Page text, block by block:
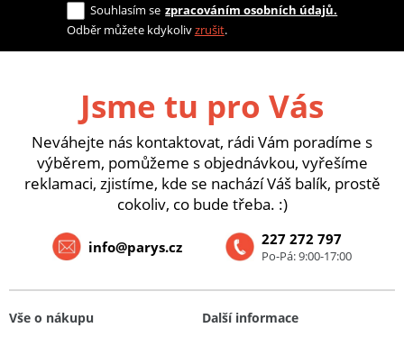
Souhlasím se zpracováním osobních údajů.
Odběr můžete kdykolivzrušit.
Jsme tu pro Vás
Neváhejte nás kontaktovat, rádi Vám poradíme s
výběrem, pomůžeme s objednávkou, vyřešíme
reklamaci, zjistíme, kde se nachází Váš balík, prostě
cokoliv, co bude třeba. :)
227 272 797
Po-Pá: 9:00-17:00
info@parys.cz
Vše o nákupu
Další informace